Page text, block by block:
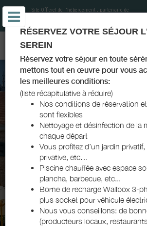
Site Officiel de l'hébergement , partenaire de
GÎTE LA TOUR BLEUE - CHÂNES - MÂCON
RÉSERVEZ VOTRE SÉJOUR
SEREIN
Réservez votre séjour en toute
mettons tout en œuvre pour vous
les meilleures conditions:
(liste récapitulative à réduire)
Nos conditions de réservation
sont flexibles
Nettoyage et désinfection de la
chaque départ
Vous profitez d’un jardin
privative, etc…
Piscine chauffée avec espace
plancha, barbecue, etc...
Borne de recharge Wallbox 3-
plus socket pour véhicule
Nous vous conseillons: de
(producteurs locaux,